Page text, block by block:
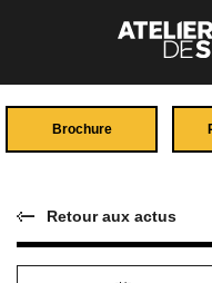
Brochure
Retour aux actus